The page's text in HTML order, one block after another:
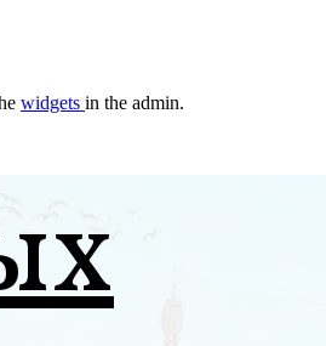
widgets in the admin.